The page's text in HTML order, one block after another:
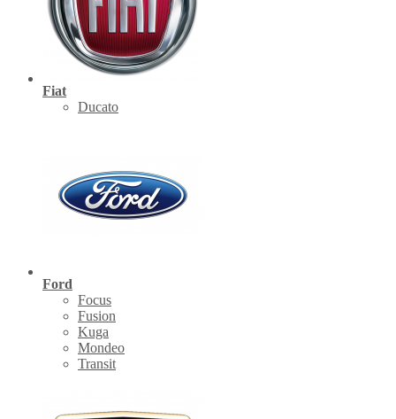
Fiat
Ducato
Ford
Focus
Fusion
Kuga
Mondeo
Transit